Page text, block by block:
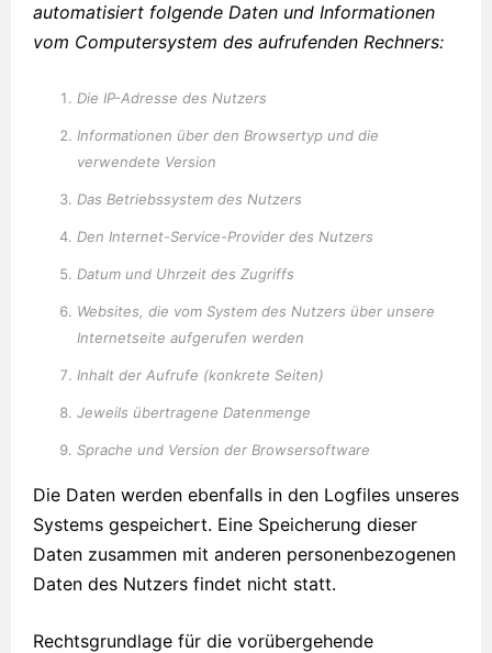
automatisiert folgende Daten und Informationen
vom Computersystem des aufrufenden Rechners:
Die IP-Adresse des Nutzers
Informationen über den Browsertyp und die
verwendete Version
Das Betriebssystem des Nutzers
Den Internet-Service-Provider des Nutzers
Datum und Uhrzeit des Zugriffs
Websites, die vom System des Nutzers über unsere
Internetseite aufgerufen werden
Inhalt der Aufrufe (konkrete Seiten)
Jeweils übertragene Datenmenge
Sprache und Version der Browsersoftware
Die Daten werden ebenfalls in den Logfiles unseres
Systems gespeichert. Eine Speicherung dieser
Daten zusammen mit anderen personenbezogenen
Daten des Nutzers findet nicht statt.
Rechtsgrundlage für die vorübergehende